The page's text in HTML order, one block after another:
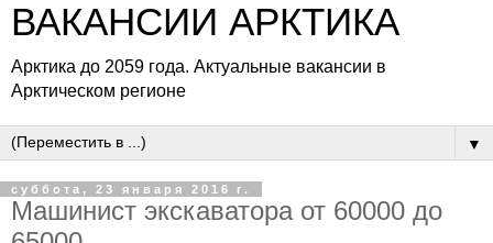
ВАКАНСИИ АРКТИКА
Арктика до 2059 года. Актуальные вакансии в
Арктическом регионе
▼
суббота, 23 января 2016 г.
Машинист экскаватора от 60000 до